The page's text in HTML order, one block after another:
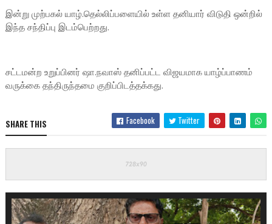
இன்று முற்பகல் யாழ்.தெல்லிப்பளையில் உள்ள தனியார் விடுதி ஒன்றில்
இந்த சந்திப்பு இடம்பெற்றது.
சட்டமன்ற உறுப்பினர் ஷா.நவாஸ் தனிப்பட்ட விஜயமாக யாழ்ப்பாணம்
வருக்கை தந்திருந்தமை குறிப்பிடத்தக்கது.
SHARE THIS Facebook Twitter